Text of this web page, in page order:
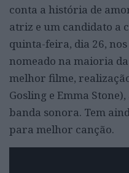
conta a história de
atriz e um candidato a
quinta-feira, dia 26,
nomeado na maioria
melhor filme,
Gosling e Emma
banda sonora. Tem
para melhor canção.